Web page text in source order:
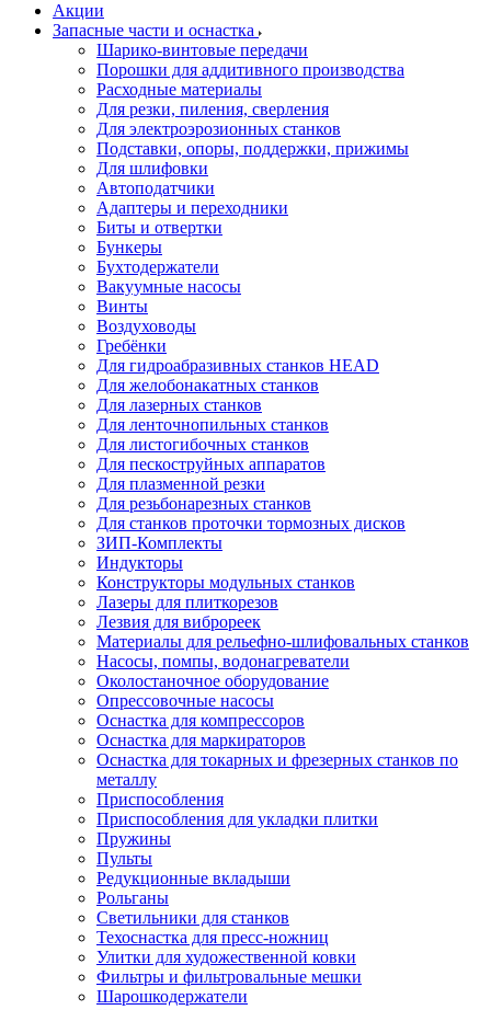
Акции
Запасные части и оснастка
Шарико-винтовые передачи
Порошки для аддитивного производства
Расходные материалы
Для резки, пиления, сверления
Для электроэрозионных станков
Подставки, опоры, поддержки, прижимы
Для шлифовки
Автоподатчики
Адаптеры и переходники
Биты и отвертки
Бункеры
Бухтодержатели
Вакуумные насосы
Винты
Воздуховоды
Гребёнки
Для гидроабразивных станков HEAD
Для желобонакатных станков
Для лазерных станков
Для ленточнопильных станков
Для листогибочных станков
Для пескоструйных аппаратов
Для плазменной резки
Для резьбонарезных станков
Для станков проточки тормозных дисков
ЗИП-Комплекты
Индукторы
Конструкторы модульных станков
Лазеры для плиткорезов
Лезвия для виброреек
Материалы для рельефно-шлифовальных станков
Насосы, помпы, водонагреватели
Околостаночное оборудование
Опрессовочные насосы
Оснастка для компрессоров
Оснастка для маркираторов
Оснастка для токарных и фрезерных станков по
металлу
Приспособления
Приспособления для укладки плитки
Пружины
Пульты
Редукционные вкладыши
Рольганы
Светильники для станков
Техоснастка для пресс-ножниц
Улитки для художественной ковки
Фильтры и фильтровальные мешки
Шарошкодержатели